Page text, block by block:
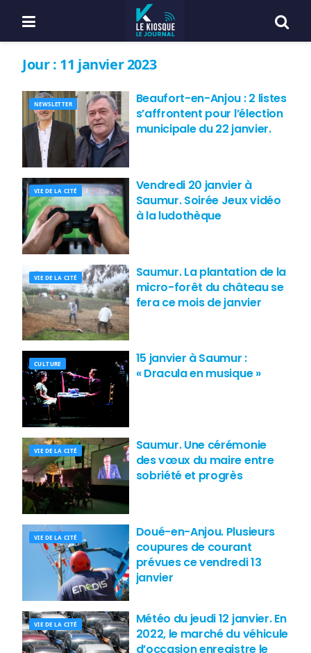
Jour : 11 janvier 2023
NEWSLETTER
Beaufort-en-Anjou : 2 listes
s’affrontent pour l’élection
municipale du 22 janvier.
VIE DE LA CITÉ
Vendredi 20 janvier à
Saumur. Soirée Jeux vidéo
à la ludothèque
VIE DE LA CITÉ
Saumur. La plantation de la
micro-forêt du château se
fera ce mois de janvier
CULTURE
15 janvier à Saumur :
« Dracula en musique »
VIE DE LA CITÉ
Saumur. Une cérémonie
des vœux du maire entre
sobriété et progrès
VIE DE LA CITÉ
Doué-en-Anjou. Plusieurs
coupures de courant
prévues ce vendredi 13
janvier
VIE DE LA CITÉ
Météo du jeudi 12 janvier. En
2022, le marché du véhicule
d’occasion enregistre le